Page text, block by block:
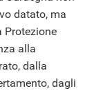
datato, ma
Protezione
alla
dalla
dagli